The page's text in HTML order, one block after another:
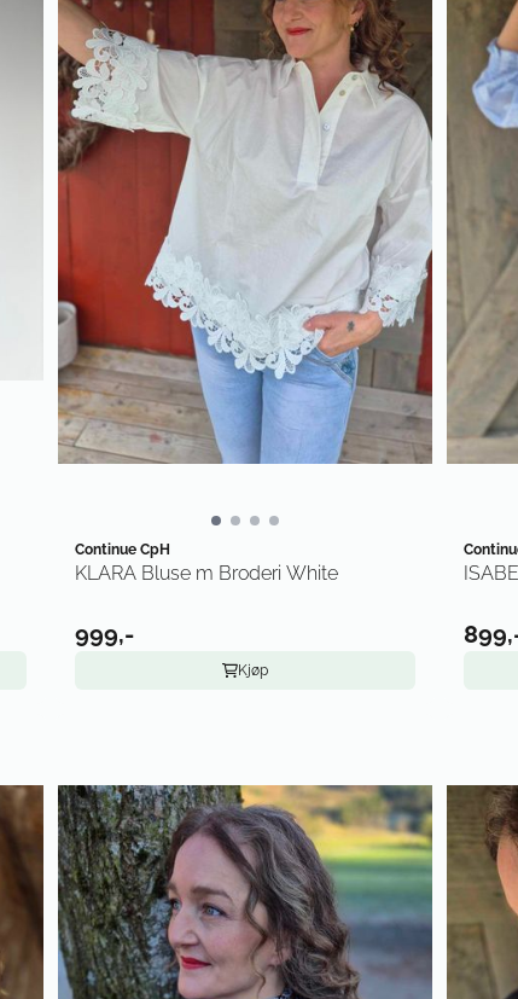
Continue CpH
KLARA Bluse m Broderi White
999,-
Kjøp